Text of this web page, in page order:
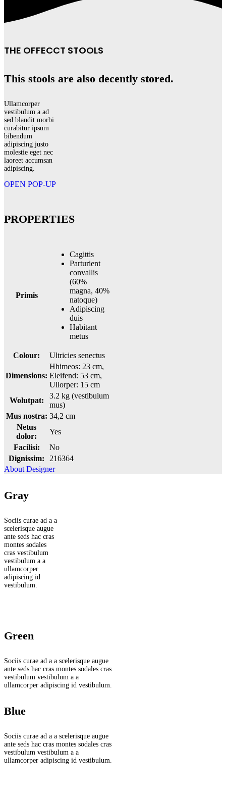
THE OFFECCT STOOLS
This stools are also decently stored.
Ullamcorper
vestibulum a ad
sed blandit morbi
curabitur ipsum
bibendum
adipiscing justo
molestie eget nec
laoreet accumsan
adipiscing.
OPEN POP-UP
PROPERTIES
Primis
Cagittis
Parturient
convallis
(60%
magna, 40%
natoque)
Adipiscing
duis
Habitant
metus
Colour: Ultricies senectus
Dimensions:
Hhimeos: 23 cm,
Eleifend: 53 cm,
Ullorper: 15 cm
Wolutpat:
3.2 kg (vestibulum
mus)
Mus nostra: 34,2 cm
Netus
dolor:
Yes
Facilisi:
No
Dignissim:
216364
About Designer
Gray
Sociis curae ad a a
scelerisque augue
ante seds hac cras
montes sodales
cras vestibulum
vestibulum a a
ullamcorper
adipiscing id
vestibulum.
Green
Sociis curae ad a a scelerisque augue
ante seds hac cras montes sodales cras
vestibulum vestibulum a a
ullamcorper adipiscing id vestibulum.
Blue
Sociis curae ad a a scelerisque augue
ante seds hac cras montes sodales cras
vestibulum vestibulum a a
ullamcorper adipiscing id vestibulum.